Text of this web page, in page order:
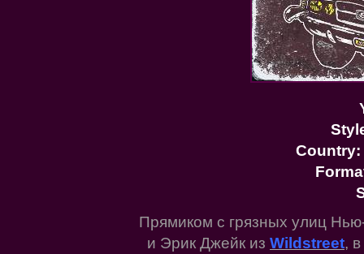
Country:
Прямиком с грязных улиц
и Эрик Джейк из Wildstreet,